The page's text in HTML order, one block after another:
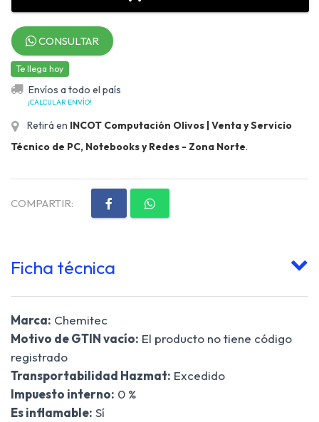
CONSULTAR
Te llega hoy
Envíos a todo el país
¡CALCULAR ENVÍO!
Retirá en INCOT Computación Olivos | Venta y Servicio
Técnico de PC, Notebooks y Redes - Zona Norte.
COMPARTIR:
Ficha técnica
Marca: Chemitec
Motivo de GTIN vacío: El producto no tiene código
registrado
Transportabilidad Hazmat: Excedido
Impuesto interno: 0 %
Es inflamable: Sí